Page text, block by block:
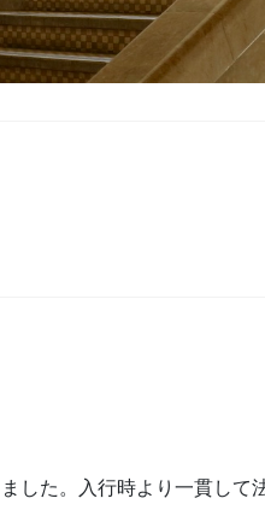
した。入行時より一貫して